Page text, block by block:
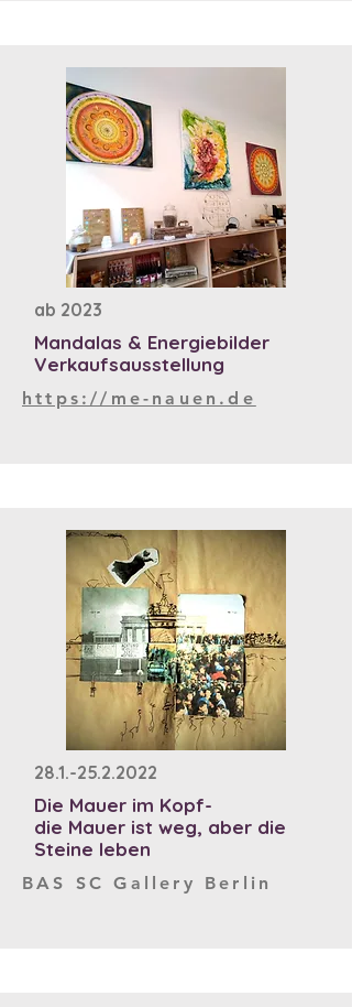
ab 2023
Mandalas & Energiebilder
Verkaufsausstellung
https://me-nauen.de
28.1.-25.2.2022
Die Mauer im Kopf-
die Mauer ist weg, aber die
Steine leben
BAS SC Gallery Berlin